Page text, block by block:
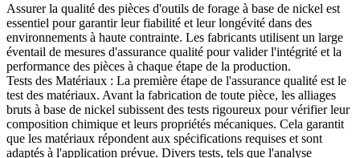
Assurer la qualité des pièces d'outils de forage à base de nickel est
essentiel pour garantir leur fiabilité et leur longévité dans des
environnements à haute contrainte. Les fabricants utilisent un large
éventail de mesures d'assurance qualité pour valider l'intégrité et la
performance des pièces à chaque étape de la production.
Tests des Matériaux : La première étape de l'assurance qualité est le
test des matériaux. Avant la fabrication de toute pièce, les alliages
bruts à base de nickel subissent des tests rigoureux pour vérifier leur
composition chimique et leurs propriétés mécaniques. Cela garantit
que les matériaux répondent aux spécifications requises et sont
adaptés à l'application prévue. Divers tests, tels que l'analyse